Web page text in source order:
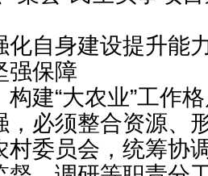
化自身建设提升能
强保障
构建“大农业”工作
，必须整合资源、
村委员会，统筹协